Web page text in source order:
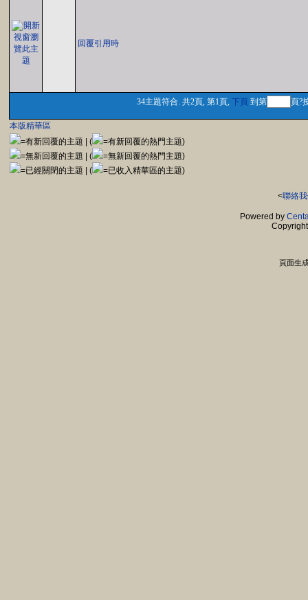
回覆引用時
34主題符合. 共2頁, 第1頁, 下頁 到第 頁?
本版精華區
=有新回覆的主題 | (
=有新回覆的熱門主題)
=無新回覆的主題 | (
=無新回覆的熱門主題)
=已經關閉的主題 | (
=已收入精華區的主題)
<聯絡
Powered by
頁面生